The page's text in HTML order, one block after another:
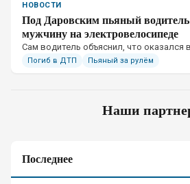
НОВОСТИ
Под Даровским пьяный
мужчину на электровелосипеде
Сам водитель объяснил, что оказался
Погиб в ДТП Пьяный за рулём
Наши
Последнее